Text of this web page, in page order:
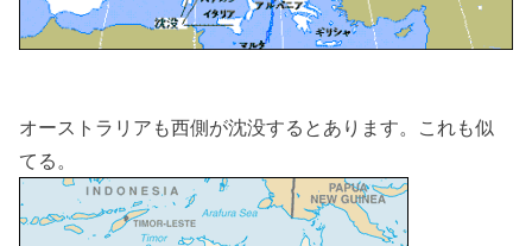
オーストラリアも西側が沈没するとあります。これも似
てる。